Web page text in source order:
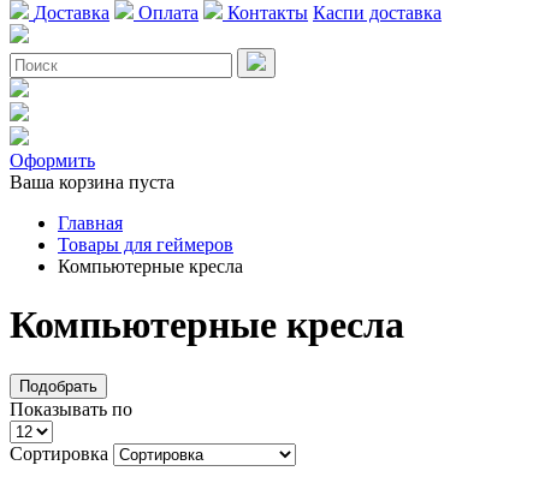
Доставка
Оплата Контакты Каспи доставка
Оформить
Ваша корзина пуста
Главная
Товары для геймеров
Компьютерные кресла
Компьютерные кресла
Подобрать
Показывать по
Сортировка